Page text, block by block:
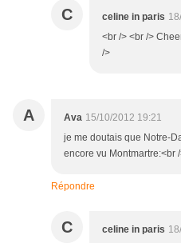
C celine in paris
<br /> <br />
/>
A Ava 15/10/2012 19:21
je me doutais que Notre-
encore vu Montmartre:<br
Répondre
C celine in paris